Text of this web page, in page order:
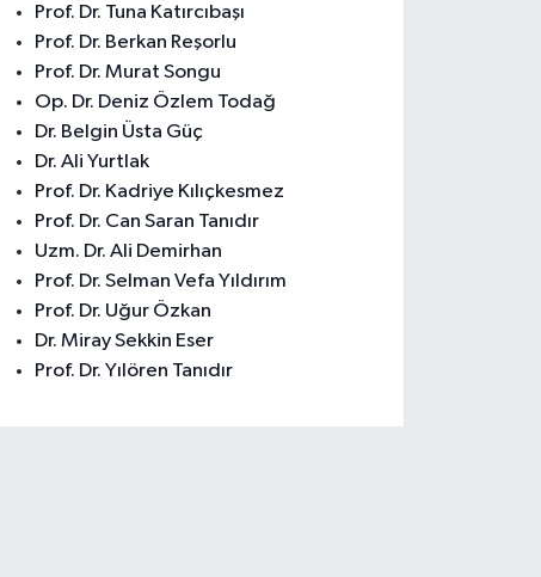
Prof. Dr. Tuna Katırcıbaşı
Prof. Dr. Berkan Reşorlu
Prof. Dr. Murat Songu
Op. Dr. Deniz Özlem Todağ
Dr. Belgin Üsta Güç
Dr. Ali Yurtlak
Prof. Dr. Kadriye Kılıçkesmez
Prof. Dr. Can Saran Tanıdır
Uzm. Dr. Ali Demirhan
Prof. Dr. Selman Vefa Yıldırım
Prof. Dr. Uğur Özkan
Dr. Miray Sekkin Eser
Prof. Dr. Yılören Tanıdır